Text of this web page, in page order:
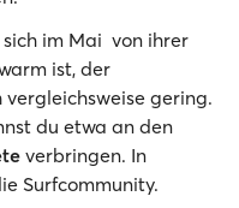
im Mai von ihrer
ist, der
gering.
du etwa an den
verbringen. In
Surfcommunity.